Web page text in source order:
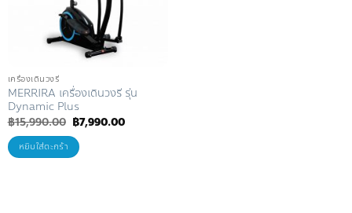
เครื่องเดินวงรี
MERRIRA เครื่องเดินวงรี รุ่น
Dynamic Plus
฿15,990.00 Original
price
was:
฿15,990.00.
฿7,990.00Current
หยิบใส่ตะกร้า